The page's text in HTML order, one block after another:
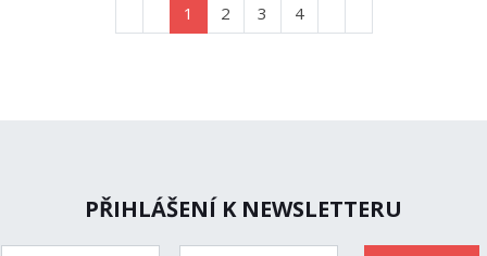
1 2 3 4
PŘIHLÁŠENÍ K NEWSLETTERU